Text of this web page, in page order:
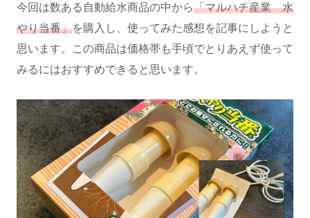
今回は数ある自動給水商品の中から「マルハチ産業 水
やり当番」を購入し、使ってみた感想を記事にしようと
思います。この商品は価格帯も手頃でとりあえず使って
みるにはおすすめできると思います。